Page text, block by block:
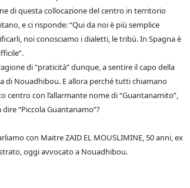
di questa collocazione del centro in territorio
e ci risponde: “Qui da noi è più semplice
noi conosciamo i dialetti, le tribù. In Spagna è
di “praticità” dunque, a sentire il capo della
di Nouadhibou. E allora perché tutti chiamano
centro con l’allarmante nome di “Guantanamito”,
dire “Piccola Guantanamo”?
con Maitre ZAID EL MOUSLIMINE, 50 anni, ex
oggi avvocato a Nouadhibou.